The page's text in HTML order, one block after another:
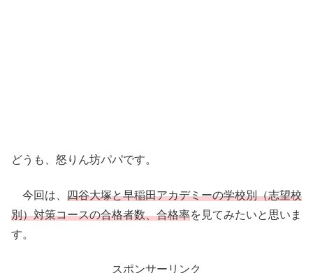
どうも、怒りん坊パパです。
今回は、 四谷大塚と早稲田アカデミーの学校別（志望校
別）対策コースの合格者数、合格率を見てみたいと思いま
す。
スポンサーリンク